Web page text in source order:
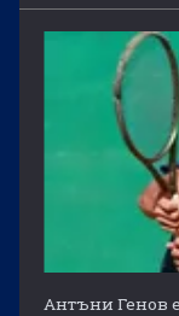
Антъни Генов